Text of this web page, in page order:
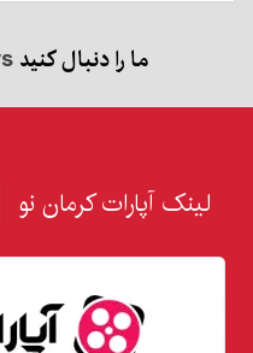
ما را دنبال کنید
لینک آپارات کرمان نو